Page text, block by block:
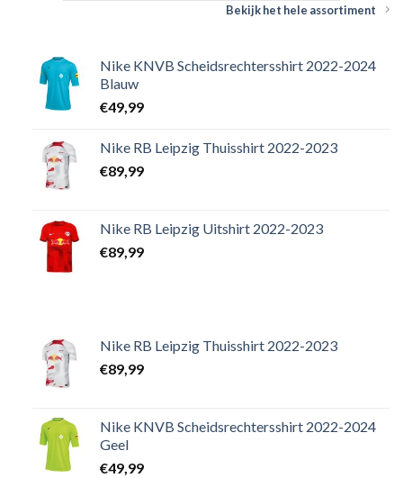
Bekijk het hele assortiment
Nike KNVB Scheidsrechtersshirt 2022-2024
Blauw
€49,99
Nike RB Leipzig Thuisshirt 2022-2023
€89,99
Nike RB Leipzig Uitshirt 2022-2023
€89,99
Nike RB Leipzig Thuisshirt 2022-2023
€89,99
Nike KNVB Scheidsrechtersshirt 2022-2024
Geel
€49,99